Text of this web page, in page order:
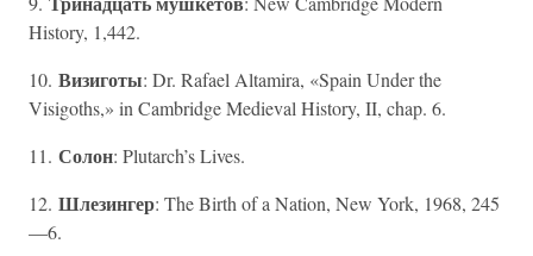
History, 1,442.
10. Визиготы: Dr. Rafael Altamira, «Spain Under the
Visigoths,» in Cambridge Medieval History, II, chap. 6.
11. Солон: Plutarch’s Lives.
12. Шлезингер: The Birth of a Nation, New York, 1968, 245
—6.